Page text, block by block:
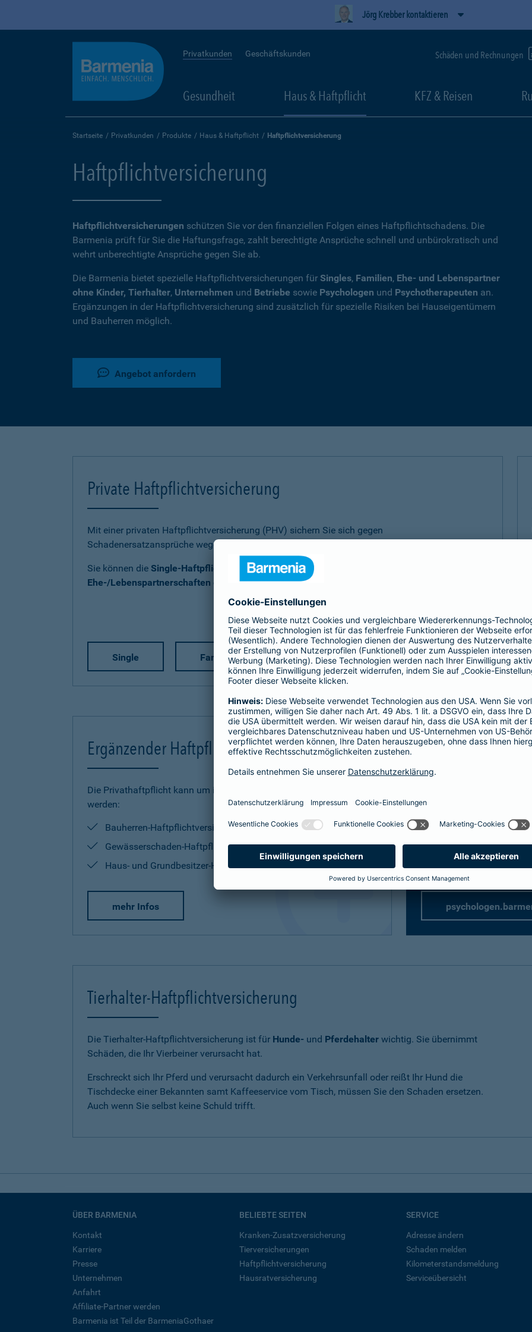
Jörg Krebber kontaktieren
Privatkunden Geschäftskunden Schäden und Rechnungen
Gesundheit Haus & Haftpflicht KFZ & Reisen
Startseite Privatkunden Produkte Haus & Haftpflicht Haftpflichtversicherung
Haftpflichtversicherung
Haftpflichtversicherungen schützen Sie vor den finanziellen Folgen eines Haftpflichtschadens. Die
Barmenia prüft für Sie die Haftungsfrage, zahlt berechtigte Ansprüche schnell und unbürokratisch und
wehrt unberechtigte Ansprüche gegen Sie ab.
Die Barmenia bietet spezielle Haftpflichtversicherungen für Singles, Familien, Ehe- und Lebenspartner
ohne Kinder, Tierhalter, Unternehmen und Betriebe sowie Psychologen und Psychotherapeuten an.
Ergänzungen in der Haftpflichtversicherung sind zusätzlich für spezielle Risiken bei Hauseigentümern
und Bauherren möglich.
Angebot anfordern
Private Haftpflichtversicherung
Mit einer privaten Haftpflichtversicherung (PHV) sichern Sie sich gegen
Schadenersatzansprüche wegen Personen-, Sach- und Vermögensschäden ab.
Sie können die Single-Haftpflicht Familien-Haftpflicht
Ehe-/Lebenspartnerschaften ohne Kind(er)als Basis-, Top- oder Premium-Schutz vereinbaren.
Single Familie Partnerschaft
Ergänzender Haftpflichtschutz
Die Privathaftpflicht kann um individuelle Haftungsrisiken ergänzt
werden:
Bauherren-Haftpflichtversicherung
Gewässerschaden-Haftpflichtversicherung
Haus- und Grundbesitzer-Haftpflichtversicherung
mehr Infos
Psychologen
Exklusive Tarife zu
Privathaftpflicht
speziell
Tierhalter-Haftpflichtversicherung
Die Tierhalter-Haftpflichtversicherung ist für Hunde- und Pferdehalter wichtig. Sie übernimmt
Schäden, die Ihr Vierbeiner verursacht hat.
Erschreckt sich Ihr Pferd und verursacht dadurch ein Verkehrsunfall oder reißt Ihr Hund die
Tischdecke einer Bekannten samt Kaffeeservice vom Tisch, müssen Sie den Schaden ersetzen.
Auch wenn Sie selbst keine Schuld trifft.
ÜBER BARMENIA
Kontakt
Karriere
Presse
Unternehmen
Anfahrt
Affiliate-Partner werden
Barmenia ist Teil der BarmeniaGothaer
BELIEBTE SEITEN
Kranken-Zusatzversicherung
Tierversicherungen
Haftpflichtversicherung
Hausratversicherung
SERVICE
Adresse ändern
Schaden melden
Kilometerstandsmeldung
Serviceübersicht